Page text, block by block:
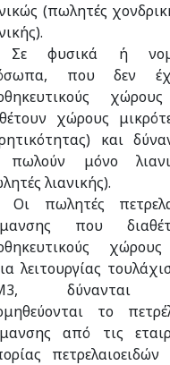
(πωλητές
φυσικά ή
που δεν
χώρους
και
μόνο
λιανικής).
Οι πωλητές
που
λειτουργίας
δύνανται
το
από τις